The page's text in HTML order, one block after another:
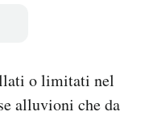
o limitati nel
alluvioni che da